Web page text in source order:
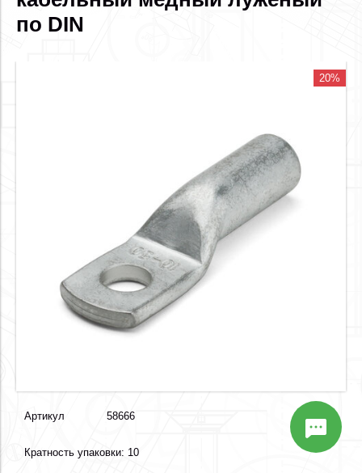
по DIN
20%
Артикул 58666
Кратность упаковки: 10